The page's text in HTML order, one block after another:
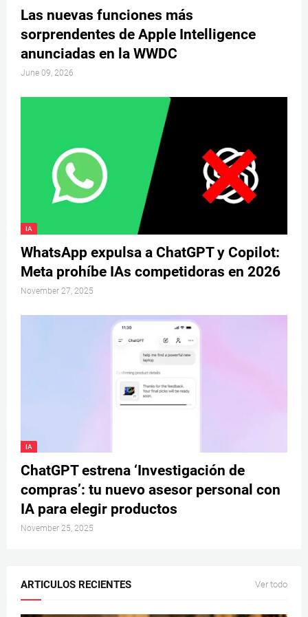
Las nuevas funciones más
sorprendentes de Apple Intelligence
anunciadas en la WWDC
June 09, 2026
IA
WhatsApp expulsa a ChatGPT y Copilot:
Meta prohíbe IAs competidoras en 2026
November 27, 2025
IA
ChatGPT estrena ‘Investigación de
compras’: tu nuevo asesor personal con
IA para elegir productos
November 25, 2025
ARTICULOS RECIENTES Ver todo